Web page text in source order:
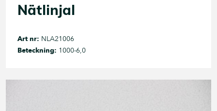
Nätlinjal
Art nr: NLA21006
Beteckning: 1000-6,0